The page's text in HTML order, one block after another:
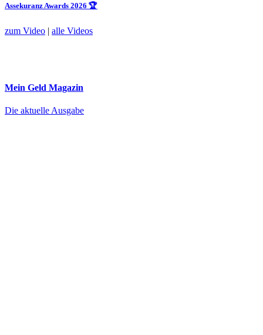
Assekuranz Awards 2026 🏆
zum Video | alle Videos
Mein Geld Magazin
Die aktuelle Ausgabe